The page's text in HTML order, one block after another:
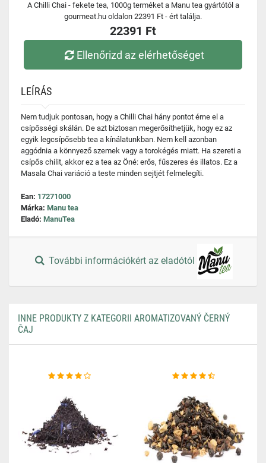
A Chilli Chai - fekete tea, 1000g terméket a Manu tea gyártótól a
gourmeat.hu oldalon 22391 Ft - ért találja.
22391 Ft
Ellenőrizd az elérhetőséget
LEÍRÁS
Nem tudjuk pontosan, hogy a Chilli Chai hány pontot érne el a
csípősségi skálán. De azt biztosan megerősíthetjük, hogy ez az
egyik legcsípősebb tea a kínálatunkban. Nem kell azonban
aggódnia a könnyező szemek vagy a torokégés miatt. Ha szereti a
csípős chilit, akkor ez a tea az Öné: erős, fűszeres és illatos. Ez a
Masala Chai variáció a teste minden sejtjét felmelegíti.
Ean: 17271000
Márka: Manu tea
Eladó: ManuTea
További információkért az eladótól
INNE PRODUKTY Z KATEGORII AROMATIZOVANÝ ČERNÝ
ČAJ